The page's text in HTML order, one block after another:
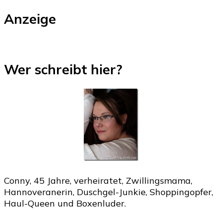
Anzeige
Wer schreibt hier?
Conny, 45 Jahre, verheiratet, Zwillingsmama,
Hannoveranerin, Duschgel-Junkie, Shoppingopfer,
Haul-Queen und Boxenluder.